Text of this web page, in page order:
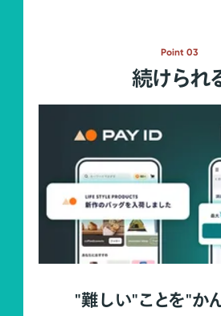
Point 03
続けられ
"難しい"ことを"か